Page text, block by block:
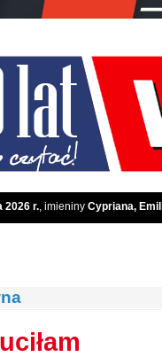
2026 r., imieniny Cypriana,